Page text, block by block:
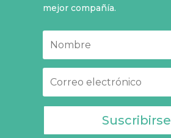
mejor compañía.
Suscribirse